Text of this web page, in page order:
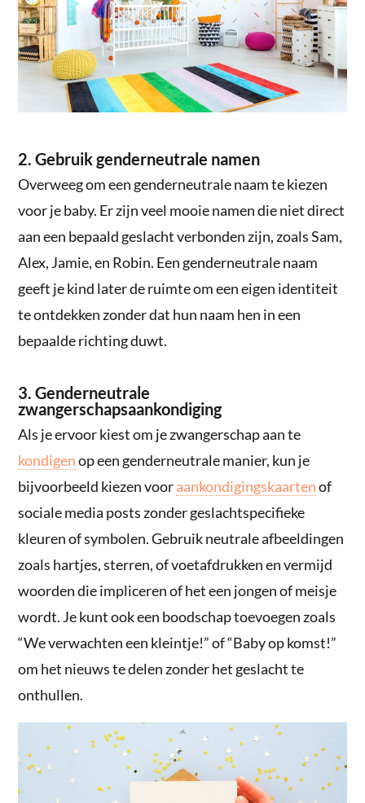
2. Gebruik genderneutrale namen
Overweeg om een genderneutrale naam te kiezen
voor je baby. Er zijn veel mooie namen die niet direct
aan een bepaald geslacht verbonden zijn, zoals Sam,
Alex, Jamie, en Robin. Een genderneutrale naam
geeft je kind later de ruimte om een eigen identiteit
te ontdekken zonder dat hun naam hen in een
bepaalde richting duwt.
3. Genderneutrale
zwangerschapsaankondiging
Als je ervoor kiest om je zwangerschap aan te
kondigenop een genderneutrale manier, kun je
bijvoorbeeld kiezen vooraankondigingskaartenof
sociale media posts zonder geslachtspecifieke
kleuren of symbolen. Gebruik neutrale afbeeldingen
zoals hartjes, sterren, of voetafdrukken en vermijd
woorden die impliceren of het een jongen of meisje
wordt. Je kunt ook een boodschap toevoegen zoals
“We verwachten een kleintje!” of “Baby op komst!”
om het nieuws te delen zonder het geslacht te
onthullen.